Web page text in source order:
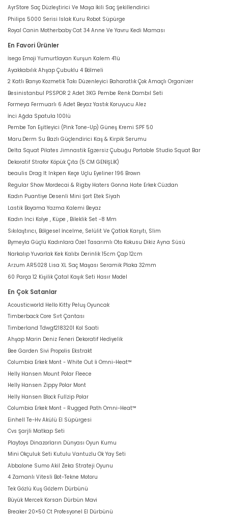
AyrStore Saç Düzleştirici Ve Maşa İkili Saç Şekillendirici
Philips 5000 Serisi Islak Kuru Robot Süpürge
Royal Canin Motherbaby Cat 34 Anne Ve Yavru Kedi Maması
En Favori Ürünler
İsego Emoji Yumurtlayan Kurşun Kalem 4'lü
Ayakkabılık Ahşap Çubuklu 4 Bölmeli
2 Katlı Banyo Kozmetik Takı Düzenleyici Baharatlık Çok Amaçlı Organizer
Besinistanbul PSSPOR 2 Adet 3KG Pembe Renk Dambıl Seti
Formeya Fermuarlı 6 Adet Beyaz Yastık Koruyucu Alez
İnci Ağda Spatula 100lü
Pembe Ton Eşitleyici (Pink Tone-Up) Güneş Kremi SPF 50
Maru.Derm Su Bazlı Güçlendirici Kaş & Kirpik Serumu
Delta Squat Pilates Jimnastik Egzersiz Çubuğu Portable Studio Squat Bar
Dekoratif Strafor Köpük Çıta (5 CM GENİŞLİK)
beaulis Drag It Inkpen Keçe Uçlu Eyeliner 196 Brown
Regular Show Mordecai & Rigby Haters Gonna Hate Erkek Cüzdan
Kadın Puantiye Desenli Mini Şort Etek Siyah
Lastik Boyama Yazma Kalemi Beyaz
Kadın Inci Kolye , Küpe , Bileklik Set -8 Mm
Sıkılaştırıcı, Bölgesel İncelme, Selülit Ve Çatlak Karşıtı, Slim
Bymeyla Güçlü Kadınlara Özel Tasarımlı Oto Kokusu Dikiz Ayna Süsü
Narkalıp Yuvarlak Kek Kalıbı Derinlik 15cm Çap 12cm
Arzum AR5028 Lisa XL Saç Maşası Seramik Plaka 32mm
60 Parça 12 Kişilik Çatal Kaşık Seti Hasır Model
En Çok Satanlar
Acousticworld Hello Kitty Peluş Oyuncak
Timberback Core Sırt Çantası
Timberland Tdwgf2183201 Kol Saati
Ahşap Marin Deniz Feneri Dekoratif Hediyelik
Bee Garden Sivi Propolis Ekstrakt
Columbia Erkek Mont - White Out İi Omni-Heat™
Helly Hansen Mount Polar Fleece
Helly Hansen Zippy Polar Mont
Helly Hansen Block Fullzip Polar
Columbia Erkek Mont - Rugged Path Omni-Heat™
Einhell Te-Hv Akülü El Süpürgesi
Cvs Şarjli Matkap Seti
Playtoys Dinazorların Dünyası Oyun Kumu
Mini Okçuluk Seti Kutulu Vantuzlu Ok Yay Seti
Abbalone Sumo Akil Zeka Strateji Oyunu
4 Zamanlı Vitesli Bot-Tekne Motoru
Tek Gözlü Kuş Gözlem Dürbünü
Büyük Mercek Korsan Dürbün Mavi
Breaker 20×50 Ct Profesyonel El Dürbünü